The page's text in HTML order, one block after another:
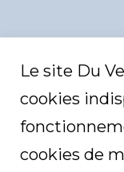
Le site Du
cookies
cookies de